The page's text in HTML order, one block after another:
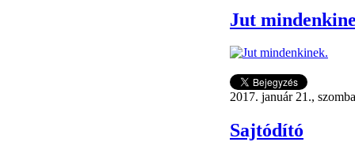
Jut
2017. január 21.,
Sajtódító